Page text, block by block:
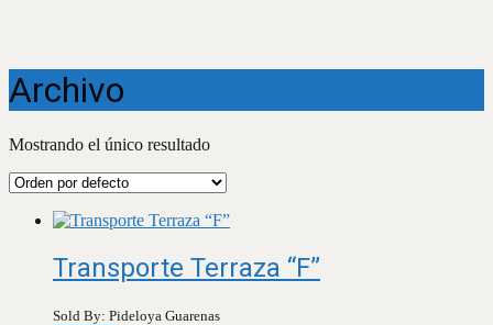
Archivo
Mostrando el único resultado
Transporte Terraza “F”
Sold By: Pideloya Guarenas